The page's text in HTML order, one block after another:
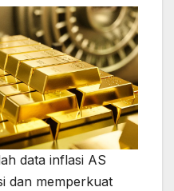
data inflasi AS
dan memperkuat